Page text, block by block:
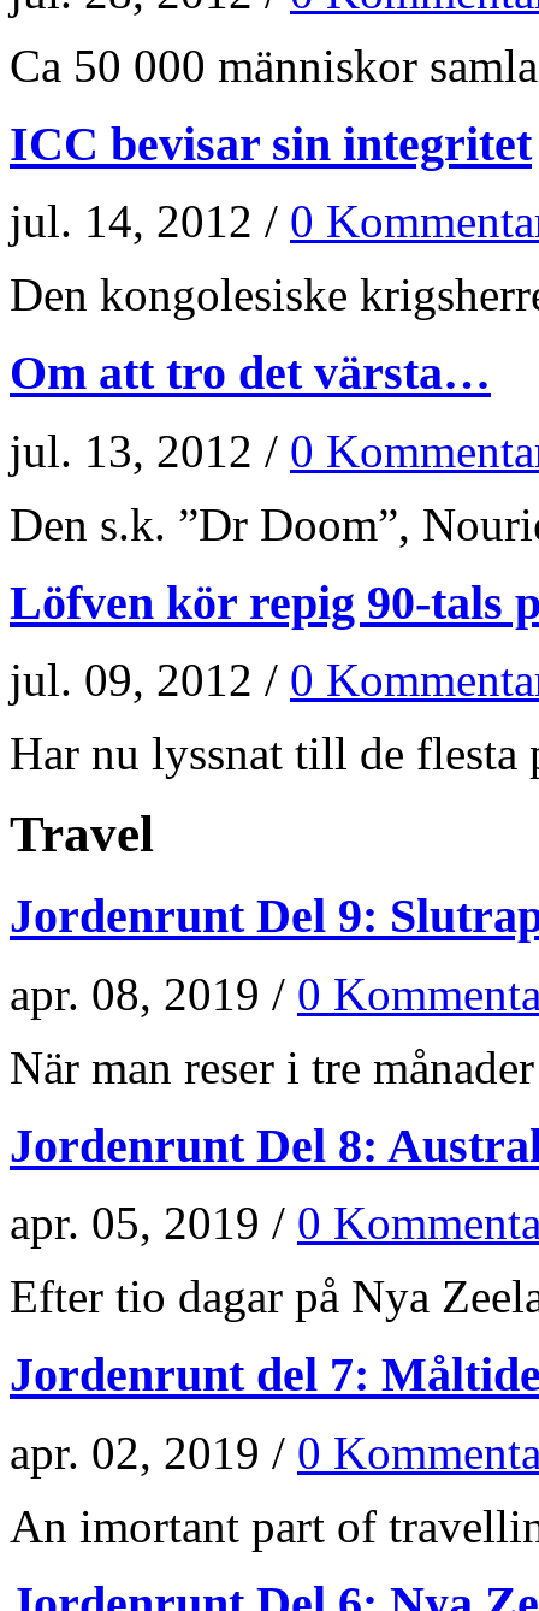
Ca 50 000 människor
ICC bevisar sin integritet
jul. 14, 2012 / 0
Den kongolesiske
Om att tro det värsta…
jul. 13, 2012 / 0
Den s.k. ”Dr Doom”,
Löfven kör repig 90-tals
jul. 09, 2012 / 0
Har nu lyssnat till de flesta
Travel
Jordenrunt Del 9:
apr. 08, 2019 / 0
När man reser i tre
Jordenrunt Del 8:
apr. 05, 2019 / 0
Efter tio dagar på Nya
Jordenrunt del 7:
apr. 02, 2019 / 0
An imortant part of